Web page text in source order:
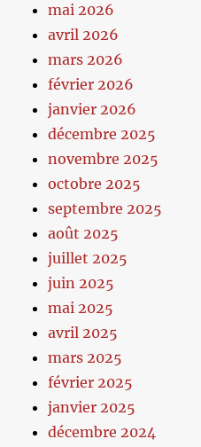
mai 2026
avril 2026
mars 2026
février 2026
janvier 2026
décembre 2025
novembre 2025
octobre 2025
septembre 2025
août 2025
juillet 2025
juin 2025
mai 2025
avril 2025
mars 2025
février 2025
janvier 2025
décembre 2024